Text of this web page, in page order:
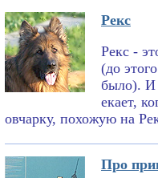
Рекс
Рекс -
(до
было). И
екает,
овчарку, похожую на
Про